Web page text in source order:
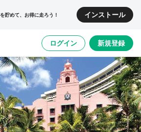
貯めて、お得に走ろう！ インストール
ログイン 新規登録